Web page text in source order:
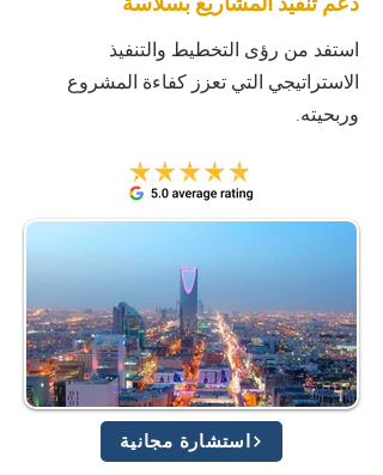
استفد من رؤى التخطيط والتنفيذ
الاستراتيجي التي تعزز كفاءة المشروع
وربحيته.
استشارة مجانية